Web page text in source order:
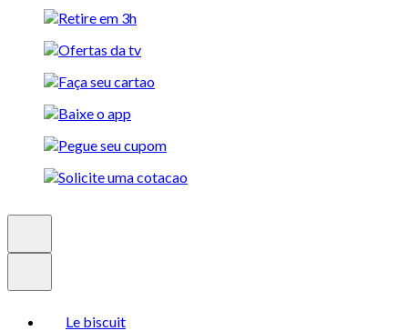
Le biscuit